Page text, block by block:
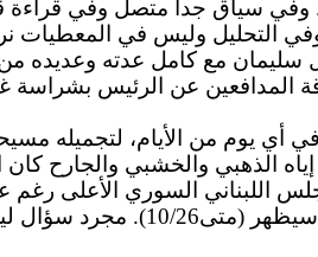
وفي سياق جداً متصل وفي قراءة
التحليل وليس في المعطيات
مع كامل عدته وعديده من
المدافعين عن الرئيس
من الأيام، لتجميله مسيحياً
الذهبي والخشبي والجارح
اللبناني السوري الأعلى
فهل من جواب؟... وسامحونا